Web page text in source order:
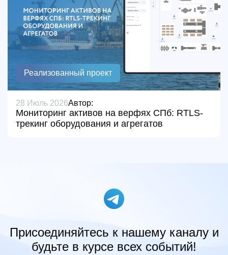
Реализованный проект
28 Июль 2026Автор:
Мониторинг активов на верфях СПб: RTLS-
трекинг оборудования и агрегатов
Присоединяйтесь к нашему каналу и
будьте в курсе всех событий!